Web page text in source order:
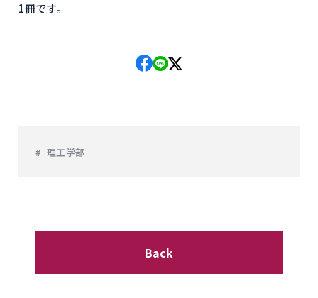
1冊です。
理工学部
Back